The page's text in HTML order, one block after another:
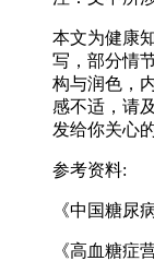
本文为健康
写，部分情
构与润色，
感不适，请
发给你关心
参考资料:
《中国糖尿
《高血糖症